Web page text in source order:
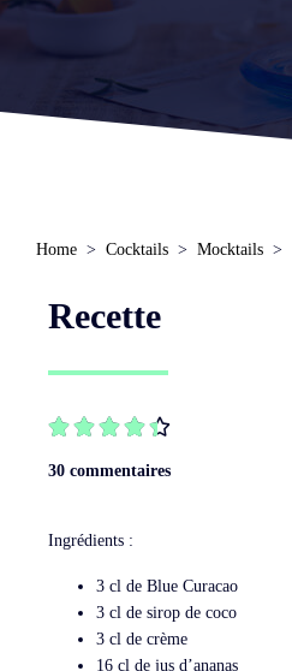
Home Cocktails Mocktails
Recette

30 commentaires
Ingrédients :
3 cl de Blue Curacao
3 cl de sirop de coco
3 cl de crème
16 cl de jus d’ananas